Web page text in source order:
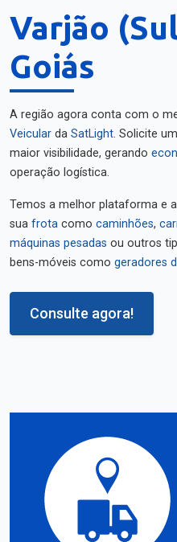
Varjão
Goiás
A região agora conta com o
Veicular da SatLight. Solicite um
maior visibilidade, gerando
operação logística.
Temos a melhor plataforma e
sua frota como caminhões,
máquinas pesadas ou outros
bens-móveis como geradores
Consulte agora!